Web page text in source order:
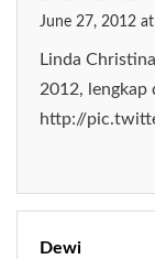
June 27, 2012
Linda
2012, lengkap
http://
Dewi